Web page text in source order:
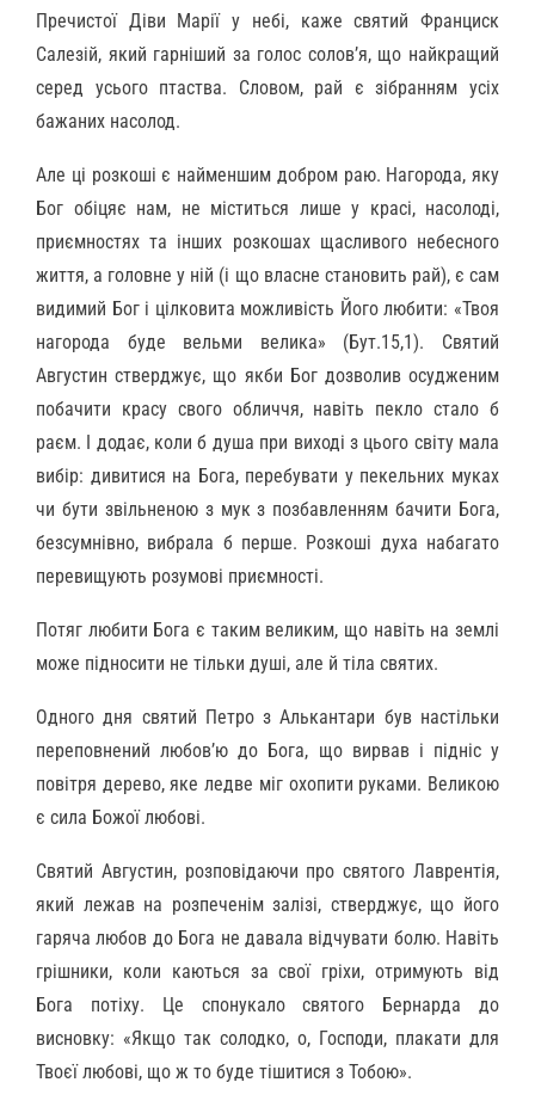
Пречистої Діви Марії у небі, каже святий Франциск
Салезій, який гарніший за голос солов’я, що найкращий
серед усього птаства. Словом, рай є зібранням усіх
бажаних насолод.
Але ці розкоші є найменшим добром раю. Нагорода, яку
Бог обіцяє нам, не міститься лише у красі, насолоді,
приємностях та інших розкошах щасливого небесного
життя, а головне у ній (і що власне становить рай), є сам
видимий Бог і цілковита можливість Його любити: «Твоя
нагорода буде вельми велика» (Бут.15,1). Святий
Августин стверджує, що якби Бог дозволив осудженим
побачити красу свого обличчя, навіть пекло стало б
раєм. І додає, коли б душа при виході з цього світу мала
вибір: дивитися на Бога, перебувати у пекельних муках
чи бути звільненою з мук з позбавленням бачити Бога,
безсумнівно, вибрала б перше. Розкоші духа набагато
перевищують розумові приємності.
Потяг любити Бога є таким великим, що навіть на землі
може підносити не тільки душі, але й тіла святих.
Одного дня святий Петро з Алькантари був настільки
переповнений любов’ю до Бога, що вирвав і підніс у
повітря дерево, яке ледве міг охопити руками. Великою
є сила Божої любові.
Святий Августин, розповідаючи про святого Лаврентія,
який лежав на розпеченім залізі, стверджує, що його
гаряча любов до Бога не давала відчувати болю. Навіть
грішники, коли каються за свої гріхи, отримують від
Бога потіху. Це спонукало святого Бернарда до
висновку: «Якщо так солодко, о, Господи, плакати для
Твоєї любові, що ж то буде тішитися з Тобою».